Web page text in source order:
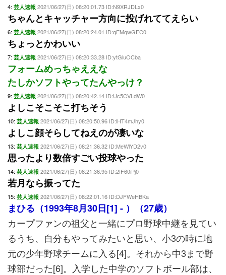
4: 芸人速報 2021/06/27(日) 08:20:01.73 ID:N9XRJDLx0
ちゃんとキャッチャー方向に投げれててえらい
6: 芸人速報 2021/06/27(日) 08:20:24.01 ID:qEMqwGEC0
ちょっとかわいい
7: 芸人速報 2021/06/27(日) 08:20:33.28 ID:ytGluOCba
フォームめっちゃええな
たしかソフトやってたんやっけ？
9: 芸人速報 2021/06/27(日) 08:20:42.14 ID:Uc5CVLdW0
よしこそこそこ打ちそう
10: 芸人速報 2021/06/27(日) 08:20:50.96 ID:lHT4mJhy0
よしこ顔そらしてねえのが凄いな
13: 芸人速報 2021/06/27(日) 08:21:36.32 ID:MeWlYD2v0
思ったより数倍すごい投球やった
14: 芸人速報 2021/06/27(日) 08:21:36.95 ID:2IF60iPj0
若月なら振ってた
15: 芸人速報 2021/06/27(日) 08:22:01.16 ID:DJFWeHBKa
まひる（1993年8月30日[1] - ）（27歳）
カープファンの祖父と一緒にプロ野球中継を見てい
るうち、自分もやってみたいと思い、小3の時に地
元の少年野球チームに入る[4]。それから中3まで野
球部だった[6]。入学した中学のソフトボール部は、